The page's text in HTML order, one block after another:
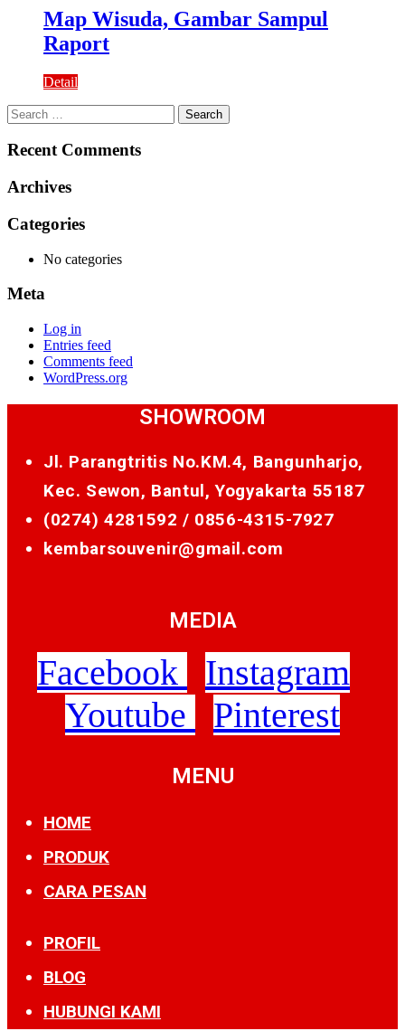
Map Wisuda, Gambar Sampul
Raport
Detail
Search
for:
Recent Comments
Archives
Categories
No categories
Meta
Log in
Entries feed
Comments feed
WordPress.org
SHOWROOM
Jl. Parangtritis No.KM.4, Bangunharjo,
Kec. Sewon, Bantul, Yogyakarta 55187
(0274) 4281592 / 0856-4315-7927
kembarsouvenir@gmail.com
MEDIA
Facebook
Instagram
Youtube
Pinterest
MENU
HOME
PRODUK
CARA PESAN
PROFIL
BLOG
HUBUNGI KAMI